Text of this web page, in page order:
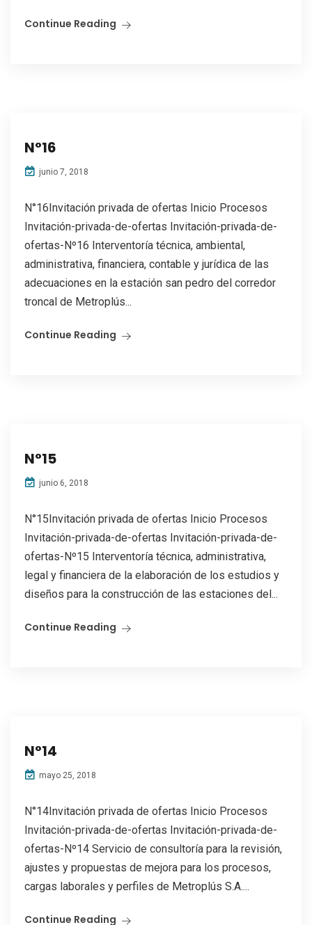
Continue Reading
N°16
junio 7, 2018
N°16Invitación privada de ofertas Inicio Procesos
Invitación-privada-de-ofertas Invitación-privada-de-
ofertas-Nº16 Interventoría técnica, ambiental,
administrativa, financiera, contable y jurídica de las
adecuaciones en la estación san pedro del corredor
troncal de Metroplús...
Continue Reading
N°15
junio 6, 2018
N°15Invitación privada de ofertas Inicio Procesos
Invitación-privada-de-ofertas Invitación-privada-de-
ofertas-Nº15 Interventoría técnica, administrativa,
legal y financiera de la elaboración de los estudios y
diseños para la construcción de las estaciones del...
Continue Reading
N°14
mayo 25, 2018
N°14Invitación privada de ofertas Inicio Procesos
Invitación-privada-de-ofertas Invitación-privada-de-
ofertas-Nº14 Servicio de consultoría para la revisión,
ajustes y propuestas de mejora para los procesos,
cargas laborales y perfiles de Metroplús S.A....
Continue Reading